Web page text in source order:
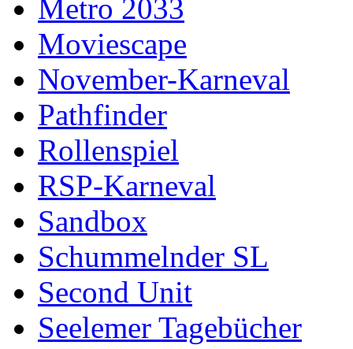
Metro 2033
Moviescape
November-Karneval
Pathfinder
Rollenspiel
RSP-Karneval
Sandbox
Schummelnder SL
Second Unit
Seelemer Tagebücher